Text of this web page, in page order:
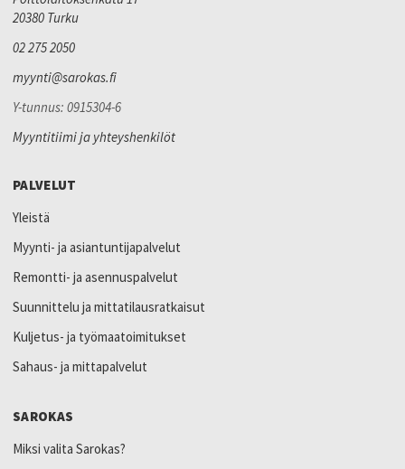
20380 Turku
02 275 2050
myynti@sarokas.fi
Y-tunnus: 0915304-6
Myyntitiimi ja yhteyshenkilöt
PALVELUT
Yleistä
Myynti- ja asiantuntijapalvelut
Remontti- ja asennuspalvelut
Suunnittelu ja mittatilausratkaisut
Kuljetus- ja työmaatoimitukset
Sahaus- ja mittapalvelut
SAROKAS
Miksi valita Sarokas?